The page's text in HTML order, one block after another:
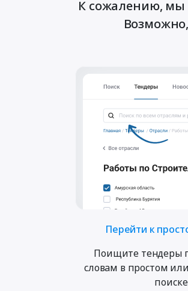
К сожалению, мы
Перейти к
Поищите тендеры
словам в простом
поиске